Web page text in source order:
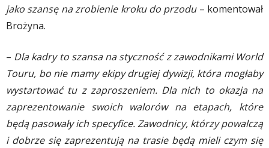
jako szansę na zrobienie kroku do przodu– komentował
Brożyna.
– Dla kadry to szansa na styczność z zawodnikami World
Touru, bo nie mamy ekipy drugiej dywizji, która mogłaby
wystartować tu z zaproszeniem. Dla nich to okazja na
zaprezentowanie swoich walorów na etapach, które
będą pasowały ich specyfice. Zawodnicy, którzy powalczą
i dobrze się zaprezentują na trasie będą mieli czym się